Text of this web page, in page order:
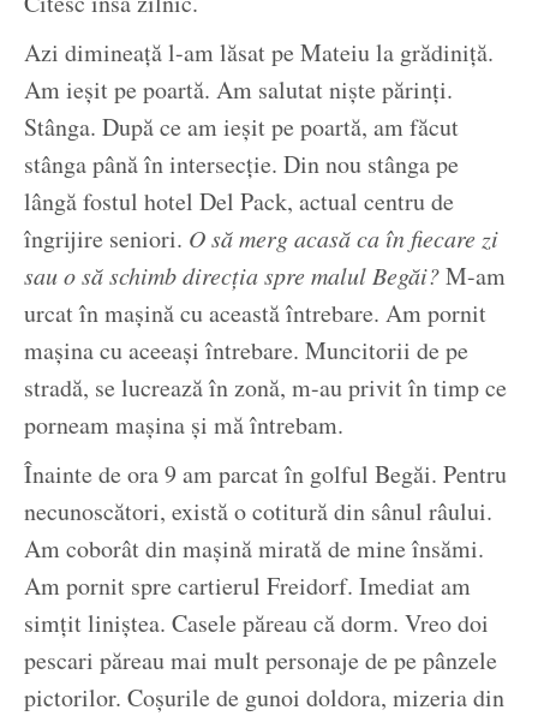
Azi dimineață l-am lăsat pe Mateiu la grădiniță.
Am ieșit pe poartă. Am salutat niște părinți.
Stânga. După ce am ieșit pe poartă, am făcut
stânga până în intersecție. Din nou stânga pe
lângă fostul hotel Del Pack, actual centru de
îngrijire seniori. O să merg acasă ca în fiecare zi
sau o să schimb direcția spre malul Begăi?M-am
urcat în mașină cu această întrebare. Am pornit
mașina cu aceeași întrebare. Muncitorii de pe
stradă, se lucrează în zonă, m-au privit în timp ce
porneam mașina și mă întrebam.
Înainte de ora 9 am parcat în golful Begăi. Pentru
necunoscători, există o cotitură din sânul râului.
Am coborât din mașină mirată de mine însămi.
Am pornit spre cartierul Freidorf. Imediat am
simțit liniștea. Casele păreau că dorm. Vreo doi
pescari păreau mai mult personaje de pe pânzele
pictorilor. Coșurile de gunoi doldora, mizeria din